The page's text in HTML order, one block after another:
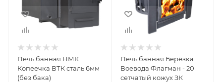
591
Материал
Сталь
Вид топлива
Дрова
Печь банная НМК
Копеечка ВТК сталь 6мм
(без бака)
Высота, мм
880
Материал
Чугун
Вид топлива
Дрова
Печь банная Берёзка
Воевода Флагман - 20
сетчатый кожух ЗК